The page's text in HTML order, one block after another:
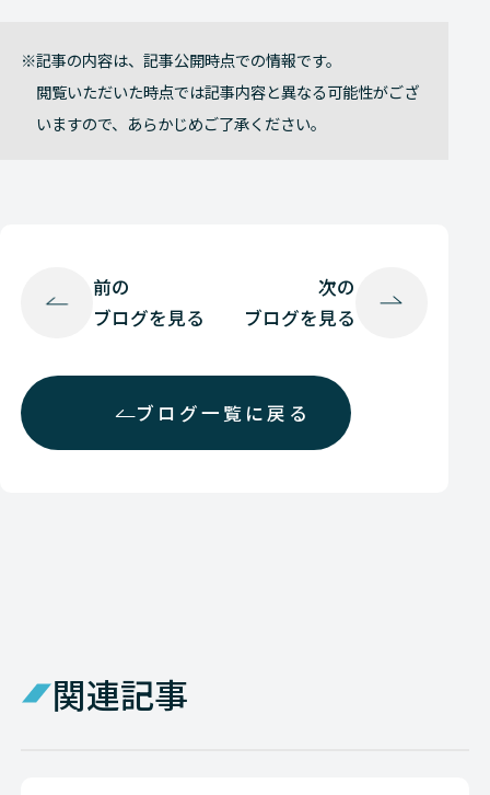
記事の内容は、記事公開時点での情報です。
閲覧いただいた時点では記事内容と異なる可能性がござ
いますので、あらかじめご了承ください。
前の
ブログを見る
ブログ一覧に戻る
次の
ブログを見る
関連記事